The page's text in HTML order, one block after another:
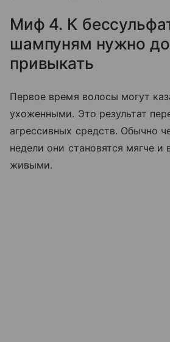
Миф 4. К
шампуням нужно
привыкать
Первое время волосы могут
ухоженными. Это результат
агрессивных средств. Обычно
недели они становятся мягче и
живыми.